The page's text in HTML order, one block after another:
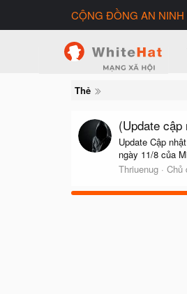
CỘNG ĐỒNG AN
Thẻ
(Update cập
Update Cập
ngày 11/8 của
Thriuenug
Chủ